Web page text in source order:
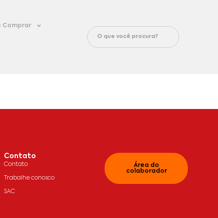
Comprar
Contato
Contato
Trabalhe conosco
SAC
Área do
colaborador